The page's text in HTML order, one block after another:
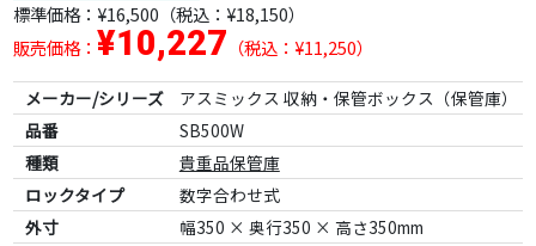
標準価格： ¥16,500 （税込：¥18,150）
販売価格： ¥10,227 （税込：¥11,250）
メーカー/シリーズ
アスミックス 収納・保管ボックス（保管庫）
品番
SB500W
種類
貴重品保管庫
ロックタイプ
数字合わせ式
外寸
幅350 × 奥行350 × 高さ350mm